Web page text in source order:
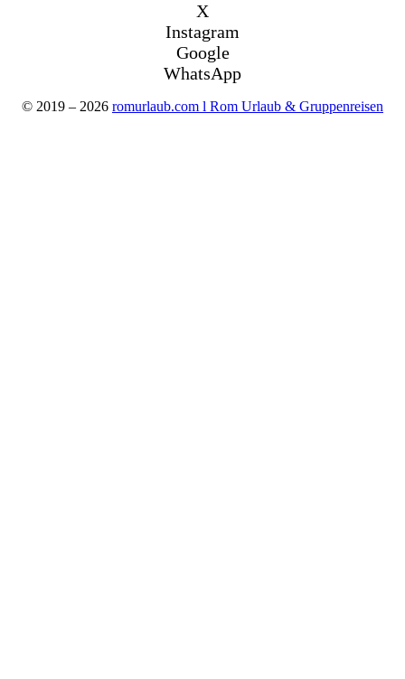
X
Instagram
Google
WhatsApp
© 2019 – 2026 romurlaub.com l Rom Urlaub & Gruppenreisen